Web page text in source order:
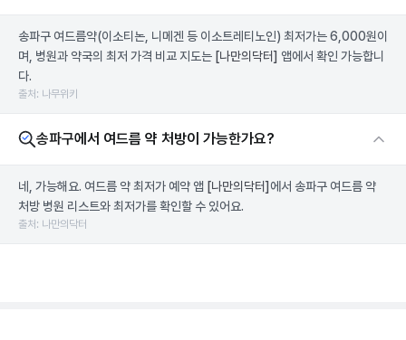
송파구 여드름약(이소티논, 니메겐 등 이소트레티노인) 최저가는 6,000원이
며, 병원과 약국의 최저 가격 비교 지도는 [나만의닥터] 앱에서 확인 가능합니
다.
출처: 나무위키
송파구에서 여드름 약 처방이 가능한가요?
네, 가능해요. 여드름 약 최저가 예약 앱 [나만의닥터] 에서 송파구 여드름 약
처방 병원 리스트와 최저가를 확인할 수 있어요.
출처: 나만의닥터